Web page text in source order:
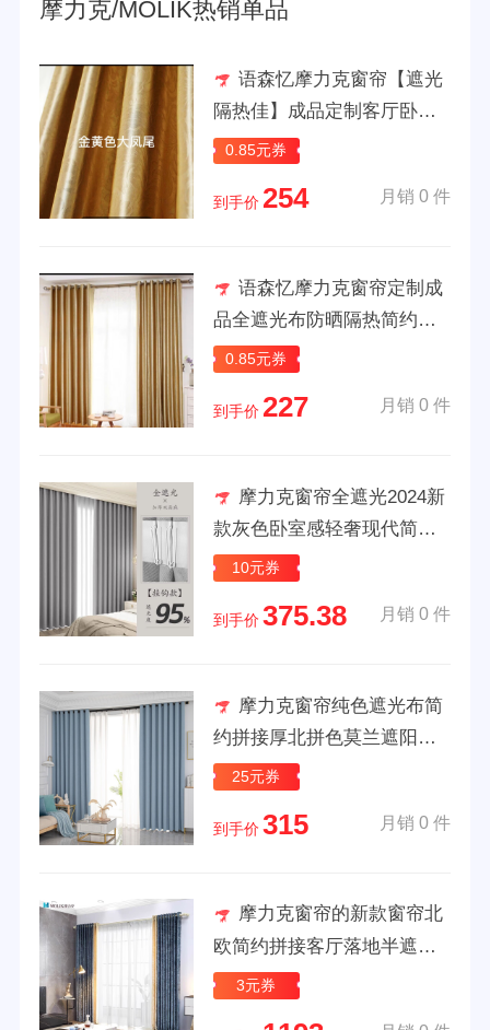
摩力克/MOLIK热销单品
语森忆摩力克窗帘【遮光
隔热佳】成品定制客厅卧室
简约现代遮光隔热 金黄色大
片
0.85元券
到手价 254 月销 0 件
语森忆摩力克窗帘定制成
品全遮光布防晒隔热简约客
厅卧室防紫外线出租加 金色
0.85元券
到手价 227 月销 0 件
摩力克窗帘全遮光2024新
款灰色卧室感轻奢现代简约
遮阳防晒隔热布 杏灰色挂钩
m*一套2
10元券
到手价 375.38 月销 0 件
摩力克窗帘纯色遮光布简
约拼接厚北拼色莫兰遮阳透
光素色ins风 冰蓝【打孔】
款
25元券
到手价 315 月销 0 件
摩力克窗帘的新款窗帘北
欧简约拼接客厅落地半遮光
卧室加厚雪尼尔 天蓝色 1.0X
3元券